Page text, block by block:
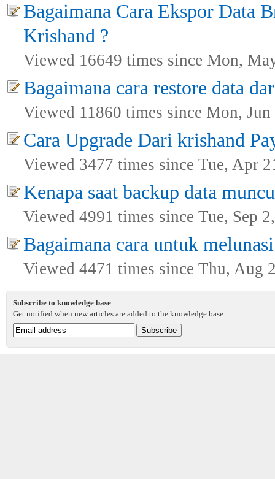
Bagaimana Cara Ekspor Data
Krishand ?
Viewed 16649 times since Mon,
Bagaimana cara restore data
Viewed 11860 times since Mon,
Cara Upgrade Dari krishand
Viewed 3477 times since Tue, Apr
Kenapa saat backup data
Viewed 4991 times since Tue, Sep
Bagaimana cara untuk
Viewed 4471 times since Thu, Aug
Subscribe to knowledge base
Get notified when new articles are added to the knowledge base.